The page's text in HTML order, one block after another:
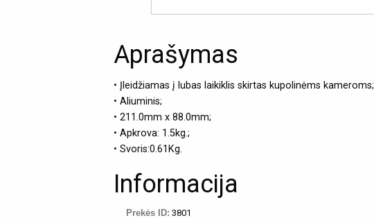
Aprašymas
• Įleidžiamas į lubas laikiklis skirtas kupolinėms kameroms;
• Aliuminis;
• 211.0mm x 88.0mm;
• Apkrova: 1.5kg.;
• Svoris:0.61Kg.
Informacija
Prekės ID: 3801